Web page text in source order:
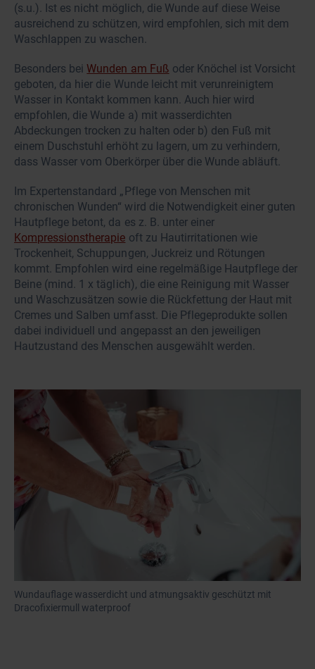
(s.u.). Ist es nicht möglich, die Wunde auf diese Weise
ausreichend zu schützen, wird empfohlen, sich mit dem
Waschlappen zu waschen.
Besonders beiWunden am Fuß oder Knöchel ist Vorsicht
geboten, da hier die Wunde leicht mit verunreinigtem
Wasser in Kontakt kommen kann. Auch hier wird
empfohlen, die Wunde a) mit wasserdichten
Abdeckungen trocken zu halten oder b) den Fuß mit
einem Duschstuhl erhöht zu lagern, um zu verhindern,
dass Wasser vom Oberkörper über die Wunde abläuft.
Im Expertenstandard „Pflege von Menschen mit
chronischen Wunden“ wird die Notwendigkeit einer guten
Hautpflege betont, da es z. B. unter einer
Kompressionstherapie oft zu Hautirritationen wie
Trockenheit, Schuppungen, Juckreiz und Rötungen
kommt. Empfohlen wird eine regelmäßige Hautpflege der
Beine (mind. 1 x täglich), die eine Reinigung mit Wasser
und Waschzusätzen sowie die Rückfettung der Haut mit
Cremes und Salben umfasst. Die Pflegeprodukte sollen
dabei individuell und angepasst an den jeweiligen
Hautzustand des Menschen ausgewählt werden.
Wundauflage wasserdicht und atmungsaktiv geschützt mit
Dracofixiermull waterproof